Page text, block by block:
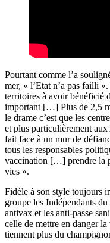
Pourtant comme l’a
mer, « l’Etat n’a pas failli
territoires à avoir bénéficié
important […] Plus de 2,5
le drame c’est que les
et plus particulièrement
fait face à un mur de
tous les responsables
vaccination […] prendre la
vies ».
Fidèle à son style toujours
groupe les Indépendants
antivax et les anti-passe
celle de mettre en danger
tiennent plus du